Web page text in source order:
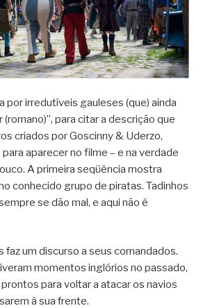
por irredutíveis gauleses (que) ainda
para citar a descrição que
criados por Goscinny & Uderzo,
aparecer no filme – e na verdade
A primeira seqüência mostra
conhecido grupo de piratas. Tadinhos
se dão mal, e aqui não é
faz um discurso a seus comandados.
momentos inglórios no passado,
para voltar a atacar os navios
à sua frente.